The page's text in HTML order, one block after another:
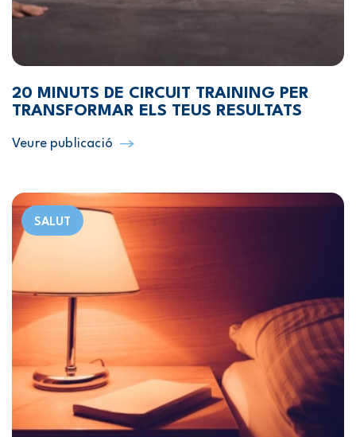
20 MINUTS DE CIRCUIT TRAINING PER
TRANSFORMAR ELS TEUS RESULTATS
Veure publicació
SALUT